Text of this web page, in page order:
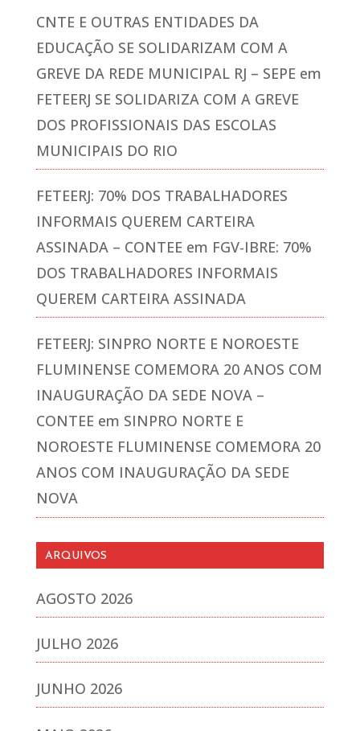
CNTE E OUTRAS ENTIDADES DA
EDUCAÇÃO SE SOLIDARIZAM COM A
GREVE DA REDE MUNICIPAL RJ – SEPE em
FETEERJ SE SOLIDARIZA COM A GREVE
DOS PROFISSIONAIS DAS ESCOLAS
MUNICIPAIS DO RIO
FETEERJ: 70% DOS TRABALHADORES
INFORMAIS QUEREM CARTEIRA
ASSINADA – CONTEE em FGV-IBRE: 70%
DOS TRABALHADORES INFORMAIS
QUEREM CARTEIRA ASSINADA
FETEERJ: SINPRO NORTE E NOROESTE
FLUMINENSE COMEMORA 20 ANOS COM
INAUGURAÇÃO DA SEDE NOVA –
CONTEE em SINPRO NORTE E
NOROESTE FLUMINENSE COMEMORA 20
ANOS COM INAUGURAÇÃO DA SEDE
NOVA
ARQUIVOS
AGOSTO 2026
JULHO 2026
JUNHO 2026